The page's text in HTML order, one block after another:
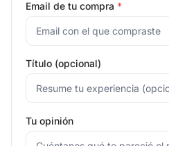
Email de tu compra *
Título (opcional)
Tu opinión